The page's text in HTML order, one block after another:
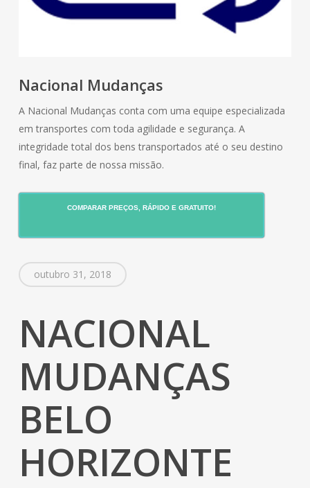
Nacional Mudanças
A Nacional Mudanças conta com uma equipe especializada
em transportes com toda agilidade e segurança. A
integridade total dos bens transportados até o seu destino
final, faz parte de nossa missão.
COMPARAR PREÇOS, RÁPIDO E GRATUITO!
outubro 31, 2018
NACIONAL
MUDANÇAS
BELO
HORIZONTE